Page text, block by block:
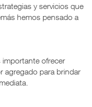
y servicios que
hemos pensado a
importante ofrecer
agregado para brindar